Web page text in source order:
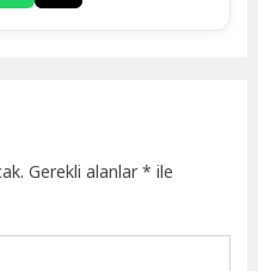
Gerekli alanlar* ile